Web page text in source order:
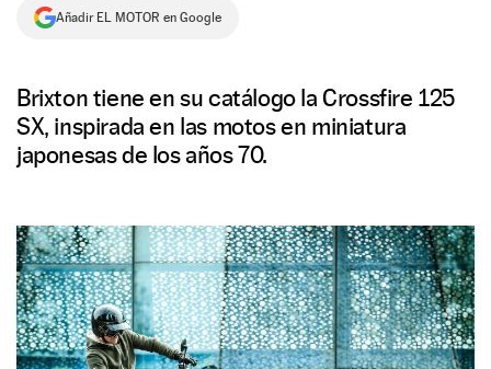
Añadir EL MOTOR en Google
Brixton tiene en su catálogo la Crossfire 125
SX, inspirada en las motos en miniatura
japonesas de los años 70.